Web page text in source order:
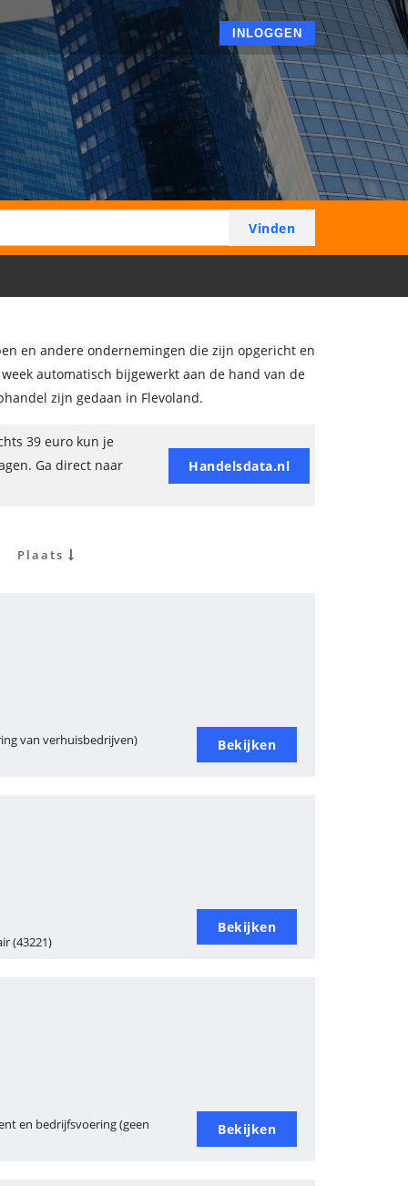
INLOGGEN
en andere ondernemingen die zijn opgericht en
automatisch bijgewerkt aan de hand van de
zijn gedaan in Flevoland.
39 euro kun je
Ga direct naar
Handelsdata.nl
Plaats
van verhuisbedrijven)
Bekijken
(43221)
Bekijken
en bedrijfsvoering (geen
Bekijken